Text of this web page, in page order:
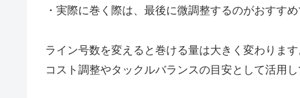
・実際に巻く際は、最後に微調整するのがおすす
ライン号数を変えると巻ける量は大きく変わります
コスト調整やタックルバランスの目安として活用し